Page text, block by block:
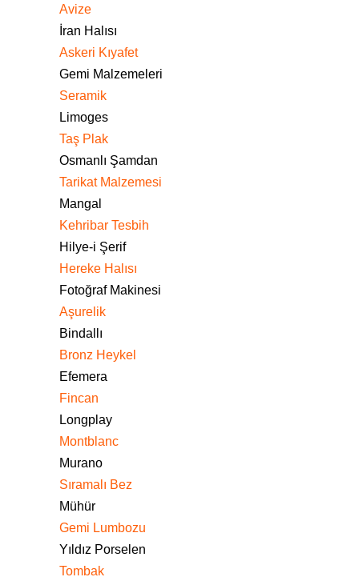
Avize
İran Halısı
Askeri Kıyafet
Gemi Malzemeleri
Seramik
Limoges
Taş Plak
Osmanlı Şamdan
Tarikat Malzemesi
Mangal
Kehribar Tesbih
Hilye-i Şerif
Hereke Halısı
Fotoğraf Makinesi
Aşurelik
Bindallı
Bronz Heykel
Efemera
Fincan
Longplay
Montblanc
Murano
Sıramalı Bez
Mühür
Gemi Lumbozu
Yıldız Porselen
Tombak